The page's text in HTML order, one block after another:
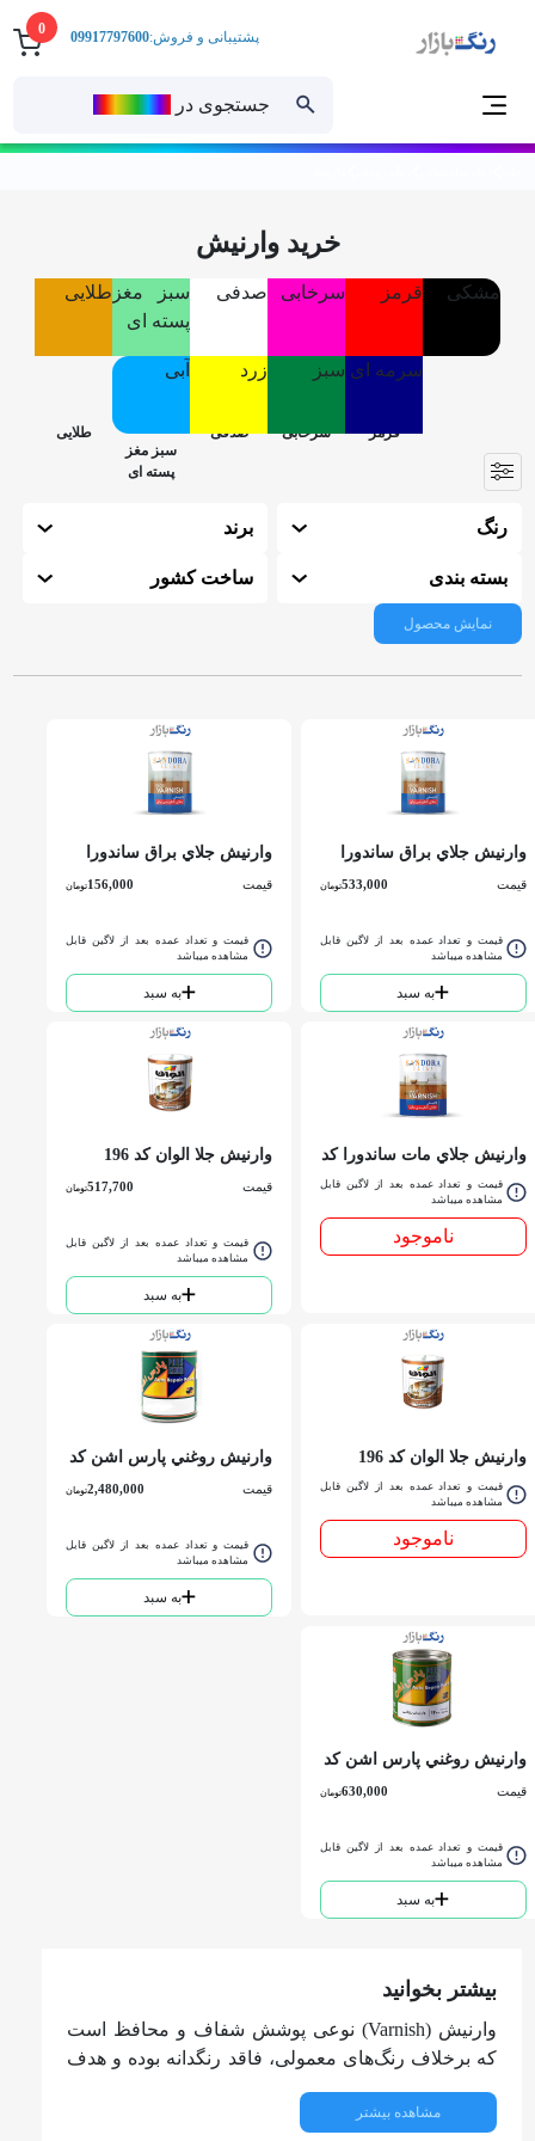
0
جستجوی در
پشتیبانی و فروش:09917797600
خرید وارنیش
مشکی قرمز سرخابی صدفی
سبز مغز
پسته ای
طلایی
سرمه ای سبز زرد آبی
رنگ برند
بسته بندی ساخت کشور
نمایش محصول
وارنيش جلاي براق ساندورا
قیمت 533,000تومان
قیمت و تعداد عمده بعد از لاگین قابل
مشاهده میباشد
به سبد
وارنيش جلاي براق ساندورا
قیمت 156,000تومان
قیمت و تعداد عمده بعد از لاگین قابل
مشاهده میباشد
به سبد
وارنيش جلاي مات ساندورا کد
قیمت و تعداد عمده بعد از لاگین قابل
مشاهده میباشد
ناموجود
وارنيش جلا الوان کد 196
قیمت 517,700تومان
قیمت و تعداد عمده بعد از لاگین قابل
مشاهده میباشد
به سبد
وارنيش جلا الوان کد 196
ربعيقیمت و تعداد عمده بعد از لاگین قابل
مشاهده میباشد
ناموجود
وارنيش روغني پارس اشن کد
قیمت 2,480,000تومان
قیمت و تعداد عمده بعد از لاگین قابل
مشاهده میباشد
به سبد
وارنيش روغني پارس اشن کد
قیمت 630,000تومان
قیمت و تعداد عمده بعد از لاگین قابل
مشاهده میباشد
به سبد
بیشتر بخوانید
وارنیش (Varnish) نوعی پوشش شفاف و محافظ است
که برخلاف رنگ‌های معمولی، فاقد رنگدانه بوده و هدف
سطح است، بدون اینکه رنگ یا بافت اصلی زیرین را
مشاهده بیشتر